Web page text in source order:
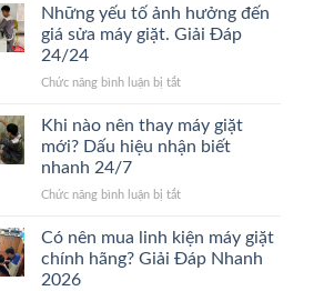
lâu?
Giải
tiết
24/24
thay
vòng
giặt
nhiêu?
Bảng
giá
tiết
Những yếu tố ảnh hưởng đến
giá sửa máy giặt. Giải Đáp
24/24
Chức năng bình luận bị tắtở
yếu
tố
ảnh
đến
sửa
máy
giặt.
Khi nào nên thay máy giặt
mới? Dấu hiệu nhận biết
nhanh 24/7
Chức năng bình luận bị tắtở
nào
nên
thay
Có nên mua linh kiện máy giặt
chính hãng? Giải Đáp Nhanh
2026